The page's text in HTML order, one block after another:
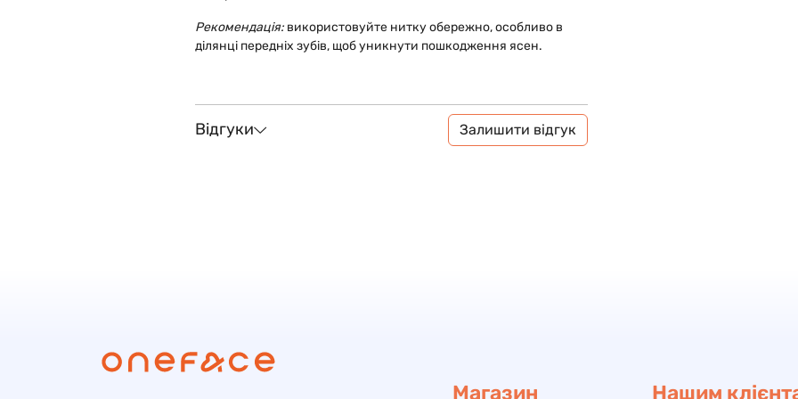
Рекомендація:використовуйте нитку обережно, особливо в
ділянці передніх зубів, щоб уникнути пошкодження ясен.
Відгуки Залишити відгук
Магазин Нашим